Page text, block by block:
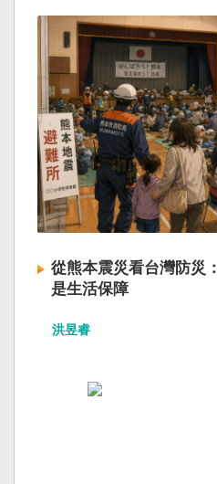
從熊本震災看台灣防災
是生活保障
洪昱睿